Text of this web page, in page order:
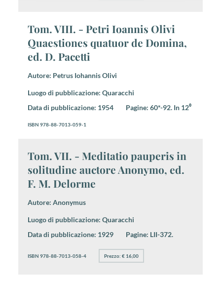
Tom. VIII. - Petri Ioannis Olivi
Quaestiones quatuor de Domina,
ed. D. Pacetti
Autore: Petrus Iohannis Olivi
Luogo di pubblicazione: Quaracchi
Data di pubblicazione: 1954 Pagine: 60*-92. In 12⁰
ISBN 978-88-7013-059-1
Tom. VII. - Meditatio pauperis in
solitudine auctore Anonymo, ed.
F. M. Delorme
Autore: Anonymus
Luogo di pubblicazione: Quaracchi
Data di pubblicazione: 1929 Pagine: LII-372.
ISBN 978-88-7013-058-4 Prezzo: € 16,00